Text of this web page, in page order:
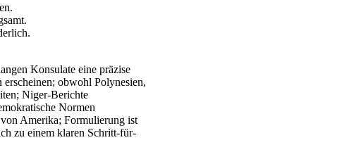
Konsulate eine präzise
obwohl Polynesien,
Niger-Berichte
Normen
Amerika; Formulierung ist
zu einem klaren Schritt-für-